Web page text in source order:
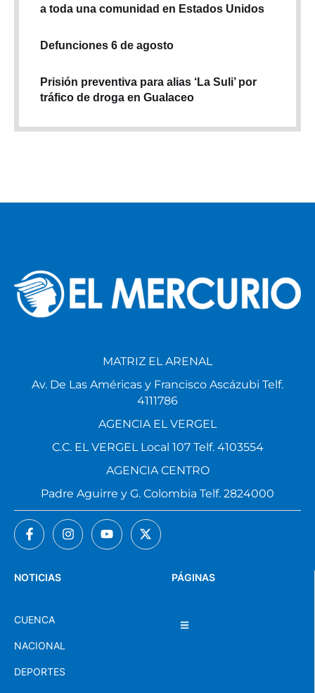
a toda una comunidad en Estados Unidos
Defunciones 6 de agosto
Prisión preventiva para alias ‘La Suli’ por
tráfico de droga en Gualaceo
PÁGINAS
NOTICIAS
CUENCA
NACIONAL
DEPORTES
MATRIZ EL ARENAL
Av. De Las Américas y Francisco Ascázubi Telf.
4111786
AGENCIA EL VERGEL
C.C. EL VERGEL Local 107 Telf. 4103554
AGENCIA CENTRO
Padre Aguirre y G. Colombia Telf. 2824000